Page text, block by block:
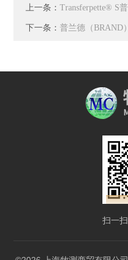
上一条：Transferpette® S普兰
下一条：普兰德（BRAND
扫一